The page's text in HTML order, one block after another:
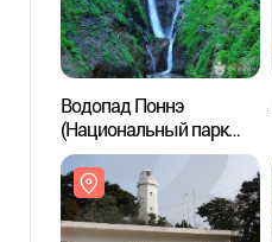
Водопад Поннэ
(Национальный парк
Уллындо, Токто)
(봉래폭포 (울릉도, 독도
국가지질공원))